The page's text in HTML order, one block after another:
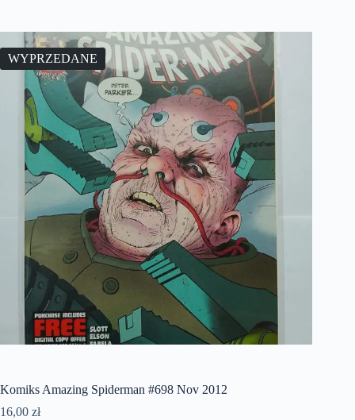
WYPRZEDANE
Komiks Amazing Spiderman #698 Nov 2012
16,00 zł